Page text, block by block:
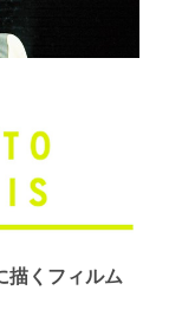
描くフィルム